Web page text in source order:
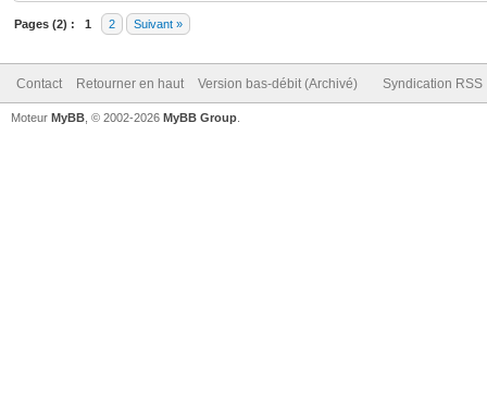
Pages (2) : 1 2 Suivant »
Contact Retourner en haut Version bas-débit (Archivé) Syndication RSS
Moteur MyBB , © 2002-2026 MyBB Group